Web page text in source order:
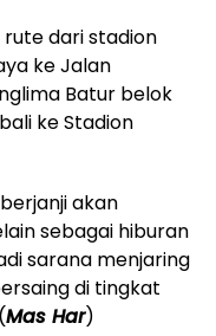
rute dari stadion
ke Jalan
Batur belok
ke Stadion
akan
sebagai hiburan
sarana menjaring
di tingkat
Mas Har)